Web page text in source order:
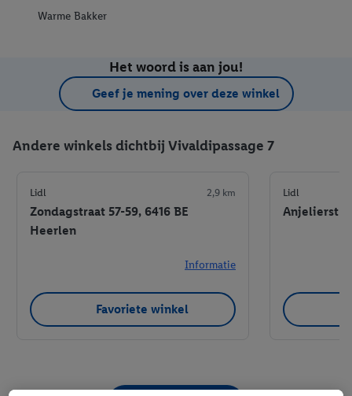
Warme Bakker
Het woord is aan jou!
Geef je mening over deze winkel
Andere winkels dichtbij Vivaldipassage 7
Lidl 2,9 km
Zondagstraat 57-59, 6416 BE
Heerlen
Informatie
Favoriete winkel
Lidl